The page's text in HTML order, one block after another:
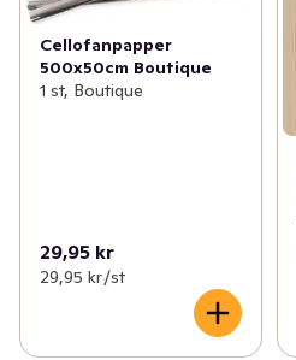
Cellofanpapper
500x50cm Boutique
1 st, Boutique
29,95 kr
29,95 kr /st